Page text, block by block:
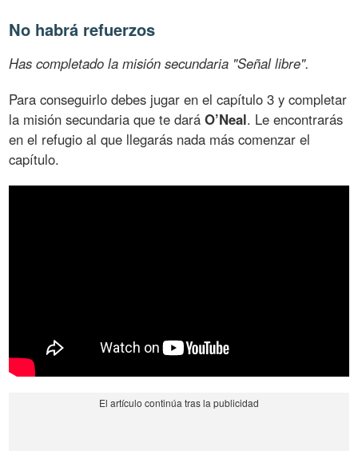
No habrá refuerzos
Has completado la misión secundaria "Señal libre".
Para conseguirlo debes jugar en el capítulo 3 y completar
la misión secundaria que te daráO’Neal. Le encontrarás
en el refugio al que llegarás nada más comenzar el
capítulo.